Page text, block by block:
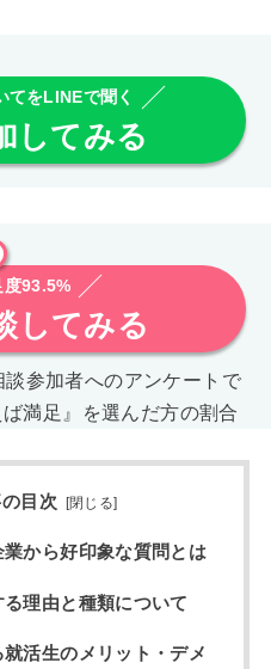
てをLINEで聞く
してみる
度93.5%
してみる
参加者へのアンケートで
満足』を選んだ方の割合
目次 [閉じる]
から好印象な質問とは
理由と種類について
活生のメリット・デメ